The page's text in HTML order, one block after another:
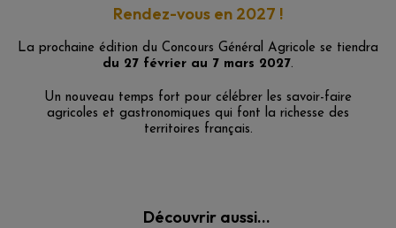
Rendez-vous en 2027 !
La prochaine édition du Concours Général Agricole se tiendra
du 27 février au 7 mars 2027.
Un nouveau temps fort pour célébrer les savoir-faire
agricoles et gastronomiques qui font la richesse des
territoires français.
Découvrir aussi...